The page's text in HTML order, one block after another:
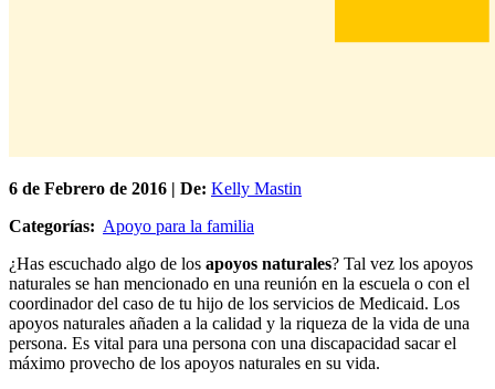
6 de Febrero de 2016 | De: Kelly Mastin
Categorías: Apoyo para la familia
¿Has escuchado algo de los apoyos naturales? Tal vez los apoyos
naturales se han mencionado en una reunión en la escuela o con el
coordinador del caso de tu hijo de los servicios de Medicaid. Los
apoyos naturales añaden a la calidad y la riqueza de la vida de una
persona. Es vital para una persona con una discapacidad sacar el
máximo provecho de los apoyos naturales en su vida.